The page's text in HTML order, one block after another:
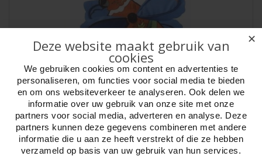
Windspel Papegaai nylon applicatie Knoop
Artikelnr:
585552
Windspel Papegaai Nylon windspel applicatie Knoop Kites..
✕
Deze website maakt gebruik van
cookies
We gebruiken cookies om content en advertenties te
personaliseren, om functies voor social media te bieden
en om ons websiteverkeer te analyseren. Ook delen we
informatie over uw gebruik van onze site met onze
partners voor social media, adverteren en analyse. Deze
partners kunnen deze gegevens combineren met andere
informatie die u aan ze heeft verstrekt of die ze hebben
verzameld op basis van uw gebruik van hun services.